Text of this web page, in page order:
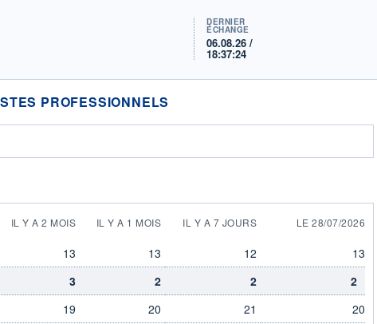
DERNIER
ÉCHANGE
06.08.26 /
18:37:24
PROFESSIONNELS
IL Y A 2 MOIS IL Y A 1 MOIS IL Y A 7 JOURS LE 28/07/2026
13 13 12
13
3 2 2
2
19 20 21
20